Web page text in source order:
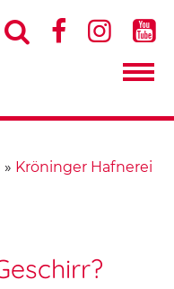
   
» Kröninger Hafnerei